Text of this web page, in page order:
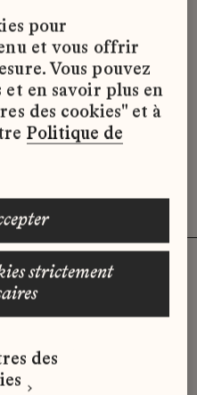
n’y ait pas
pour le
d'offre
profil ?
candidature
pour
et vous offrir
Vous pouvez
et en savoir plus en
des cookies" et à
Politique de
des